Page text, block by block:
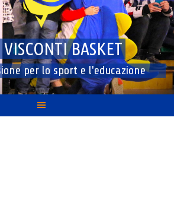
BASKET
per lo sport e l'educazione